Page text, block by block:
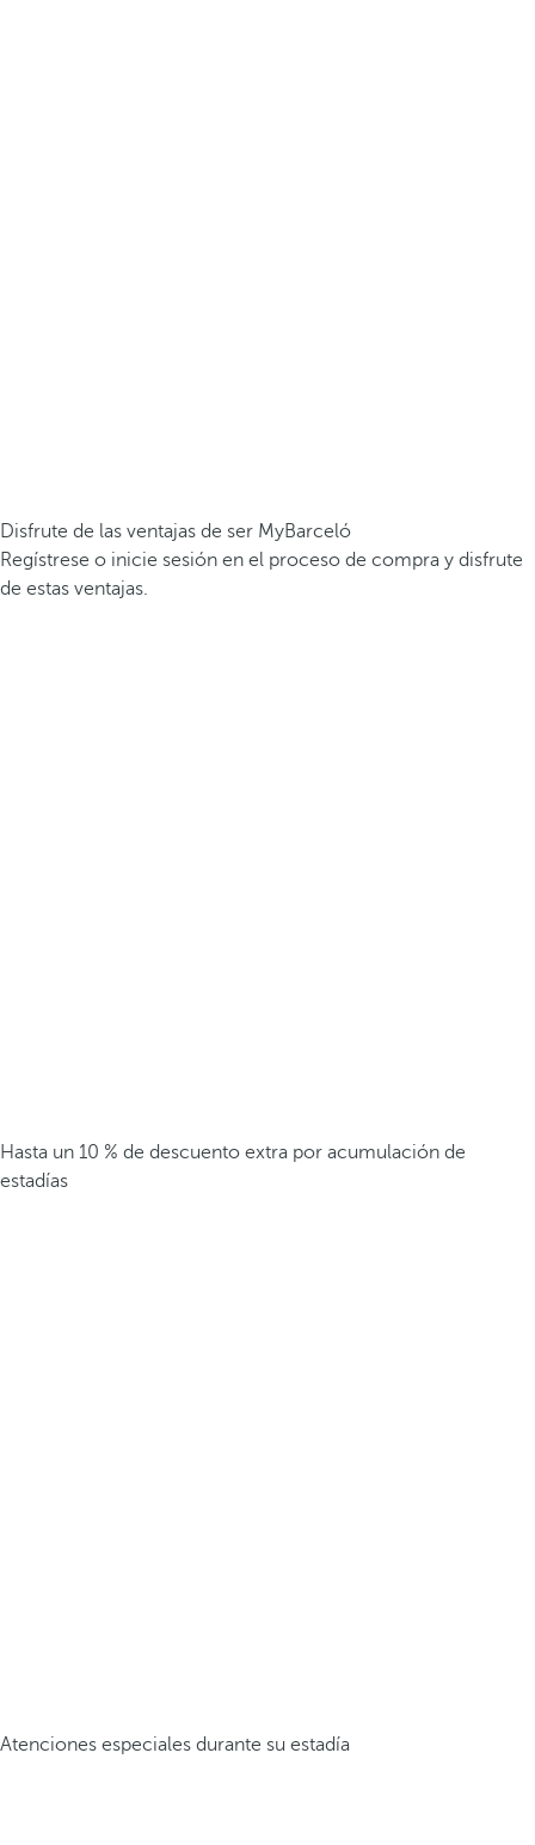
Disfrute de las ventajas de ser MyBarceló
Regístrese o inicie sesión en el proceso de compra y disfrute
de estas ventajas.
Hasta un 10 % de descuento extra por acumulación de
estadías
Atenciones especiales durante su estadía